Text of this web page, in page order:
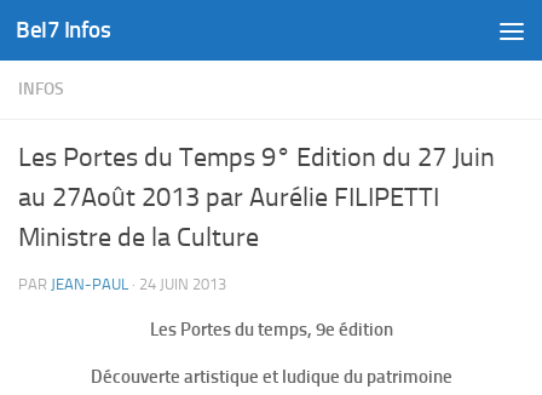
Skip to content
Bel7 Infos
INFOS
Les Portes du Temps 9° Edition du 27 Juin
au 27Août 2013 par Aurélie FILIPETTI
Ministre de la Culture
PAR JEAN-PAUL · 24 JUIN 2013
Les Portes du temps, 9e édition
Découverte artistique et ludique du patrimoine